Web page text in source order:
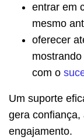
entrar em
mesmo
oferecer
com o
Um suporte
gera
engajamento.